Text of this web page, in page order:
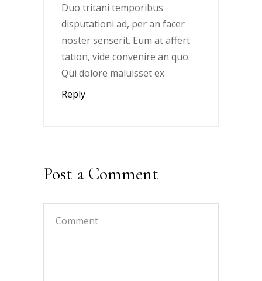
Duo tritani temporibus
disputationi ad, per an facer
noster senserit. Eum at affert
tation, vide convenire an quo.
Qui dolore maluisset ex
Reply
Post a Comment